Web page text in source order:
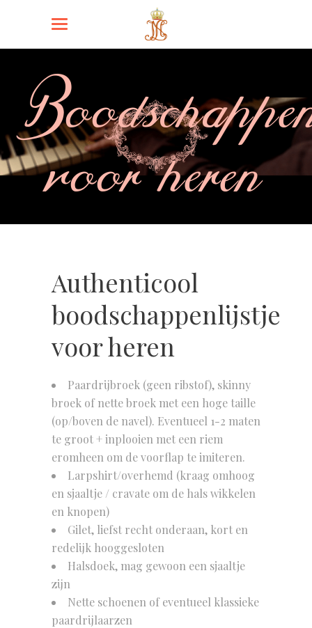
voor heren
Authenticool
boodschappenlijstje
voor heren
Paardrijbroek (geen ribstof), skinny
broek of nette broek met een hoge taille
(op/boven de navel). Eventueel 1-2 maten
te groot + inplooien met een riem
eromheen om de voorflap te imiteren.
Larpshirt/overhemd (kraag omhoog
en sjaaltje / cravate om de hals wikkelen
en knopen)
Gilet, liefst recht onderaan, kort en
redelijk hooggesloten
Halsdoek, mag gewoon een sjaaltje
zijn
Nette schoenen of eventueel klassieke
paardrijlaarzen